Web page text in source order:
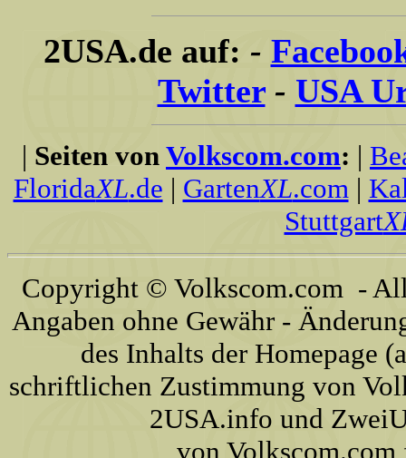
2USA.de auf: -
Twitter - USA
| Seiten von Volkscom.com: |
FloridaXL.de | GartenXL.com|
Stuttgart
Copyright © Volkscom.com -
Angaben ohne Gewähr -
des Inhalts der Homepage
schriftlichen Zustimmung von
2USA.info und
von